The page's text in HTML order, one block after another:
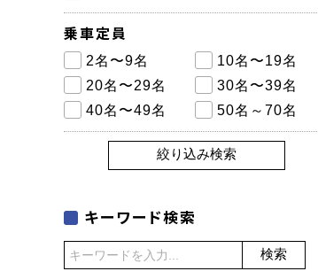
乗車定員
2名〜9名
10名〜19名
20名〜29名
30名〜39名
40名〜49名
50名～70名
絞り込み検索
キーワード検索
検索